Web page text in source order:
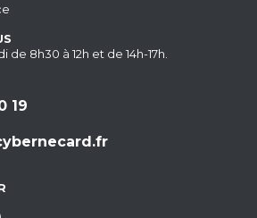
8h30 à 12h et de 14h-17h.
19